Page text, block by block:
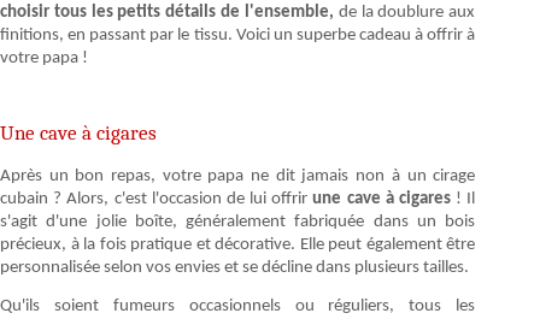
choisir tous les petits détails de l'ensemble, de la doublure aux
finitions, en passant par le tissu. Voici un superbe cadeau à offrir à
votre papa !
Une cave à cigares
Après un bon repas, votre papa ne dit jamais non à un cirage
cubain ? Alors, c'est l'occasion de lui offrirune cave à cigares! Il
s'agit d'une jolie boîte, généralement fabriquée dans un bois
précieux, à la fois pratique et décorative. Elle peut également être
personnalisée selon vos envies et se décline dans plusieurs tailles.
Qu'ils soient fumeurs occasionnels ou réguliers, tous les